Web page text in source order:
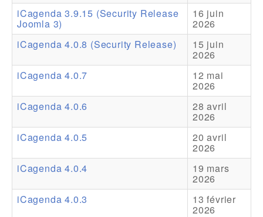
Support
Forum
iCagenda 3.9.15 (Security Release
Joomla 3)
16 juin
2026
iCagenda 4.0.8 (Security Release)
15 juin
2026
iCagenda 4.0.7
12 mai
2026
iCagenda 4.0.6
28 avril
2026
iCagenda 4.0.5
20 avril
2026
iCagenda 4.0.4
19 mars
2026
iCagenda 4.0.3
13 février
2026